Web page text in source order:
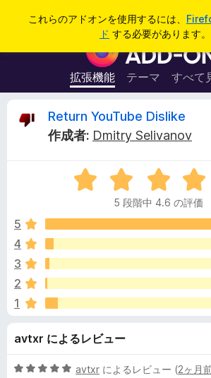
これらのアドオンを使用するには、
ド する必要があります。
F
i
r
e
f
x
ラ
ウ
ザ
ー
ド
オ
ン
拡張機能 テーマ すべて
R
u
r
n
Y
o
Return YouTube Dislike
作成者: Dmitry Selivanov
5
段
中
.
の
価
5 段階中 4.6 の評価
5
4
3
2
1
avtxr によるレビュー
5
avtxr によるレビュー (2ヶ月